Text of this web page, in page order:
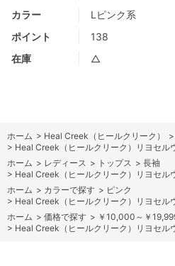
カラー
Lピンク系
ポイント
138
在庫
△
ホーム > Heal Creek（ヒールクリーク） >
> Heal Creek（ヒールクリーク）リヨセル
ホーム > レディース > トップス > 長袖
> Heal Creek（ヒールクリーク）リヨセル
ホーム > カラーで探す > ピンク
> Heal Creek（ヒールクリーク）リヨセル
ホーム > 価格で探す > ￥10,000～￥
> Heal Creek（ヒールクリーク）リヨセル